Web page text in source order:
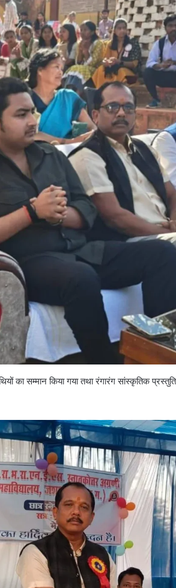
का सम्मान किया गया तथा रंगारंग सांस्कृतिक